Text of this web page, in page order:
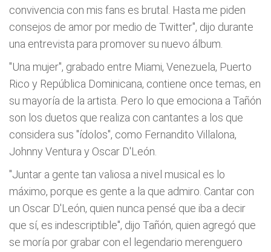
convivencia con mis fans es brutal. Hasta me piden
consejos de amor por medio de Twitter", dijo durante
una entrevista para promover su nuevo álbum.
"Una mujer", grabado entre Miami, Venezuela, Puerto
Rico y República Dominicana, contiene once temas, en
su mayoría de la artista. Pero lo que emociona a Tañón
son los duetos que realiza con cantantes a los que
considera sus "ídolos", como Fernandito Villalona,
Johnny Ventura y Oscar D'León.
"Juntar a gente tan valiosa a nivel musical es lo
máximo, porque es gente a la que admiro. Cantar con
un Oscar D'León, quien nunca pensé que iba a decir
que sí, es indescriptible", dijo Tañón, quien agregó que
se moría por grabar con el legendario merenguero